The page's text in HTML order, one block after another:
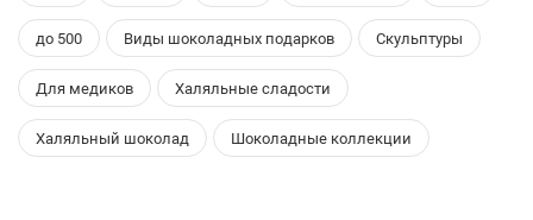
до 500 Виды шоколадных подарков Скульптуры
Для медиков Халяльные сладости
Халяльный шоколад Шоколадные коллекции